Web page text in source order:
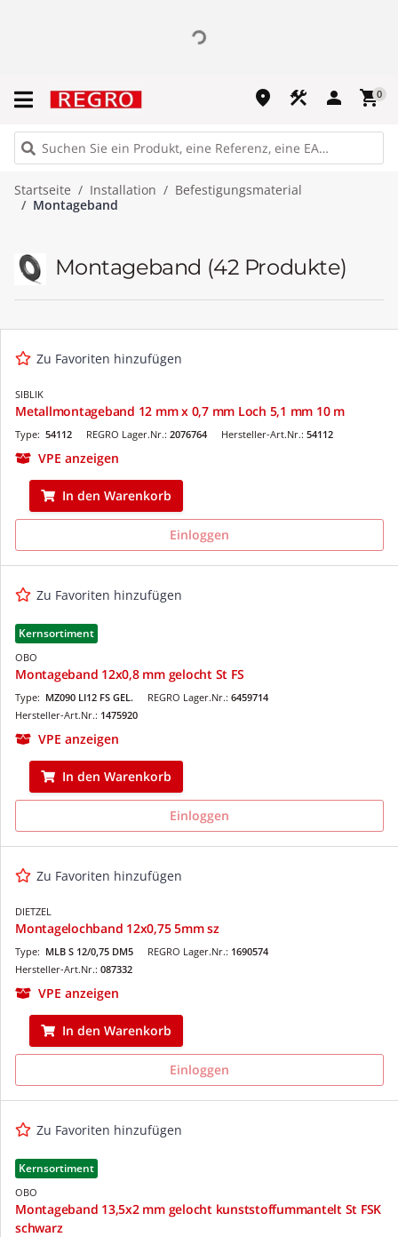
place construction person shopping_cart0
Startseite Installation
Befestigungsmaterial
Montageband
Montageband (42 Produkte)
Zu Favoriten hinzufügen
SIBLIK
Metallmontageband 12 mm x 0,7 mm Loch 5,1 mm 10 m
REGRO Lager.Nr.: 2076764
Type: 54112 Hersteller-Art.Nr.: 54112
VPE anzeigen
In den Warenkorb
Einloggen
Zu Favoriten hinzufügen
Kernsortiment
OBO
Montageband 12x0,8 mm gelocht St FS
REGRO Lager.Nr.: 6459714
Type: MZ090 LI12 FS GEL.
Hersteller-Art.Nr.: 1475920
VPE anzeigen
In den Warenkorb
Einloggen
Zu Favoriten hinzufügen
DIETZEL
Montagelochband 12x0,75 5mm sz
REGRO Lager.Nr.: 1690574
Type: MLB S 12/0,75 DM5
Hersteller-Art.Nr.: 087332
VPE anzeigen
In den Warenkorb
Einloggen
Zu Favoriten hinzufügen
Kernsortiment
OBO
Montageband 13,5x2 mm gelocht kunststoffummantelt St FSK
schwarz